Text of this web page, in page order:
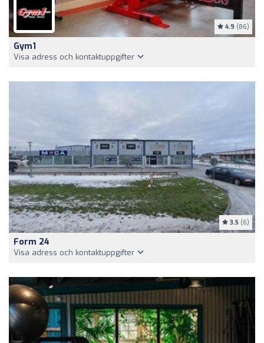
4.9 (86)
Gym1
Visa adress och kontaktuppgifter
3.5 (6)
Form 24
Visa adress och kontaktuppgifter